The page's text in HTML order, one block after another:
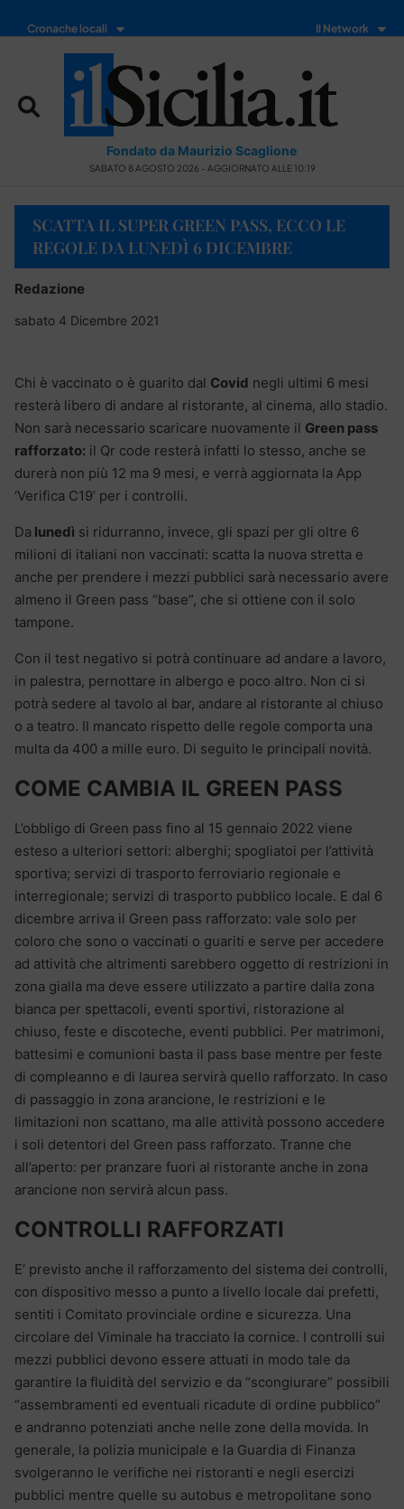
Cronache locali Il Network
Fondato da Maurizio Scaglione
SABATO 8 AGOSTO 2026 - AGGIORNATO ALLE 10:19
SCATTA IL SUPER GREEN PASS, ECCO LE
REGOLE DA LUNEDÌ 6 DICEMBRE
Redazione
sabato 4 Dicembre 2021
Chi è vaccinato o è guarito dal Covid negli ultimi 6 mesi
resterà libero di andare al ristorante, al cinema, allo stadio.
Non sarà necessario scaricare nuovamente il Green pass
rafforzato: il Qr code resterà infatti lo stesso, anche se
durerà non più 12 ma 9 mesi, e verrà aggiornata la App
‘Verifica C19’ per i controlli.
Da lunedì si ridurranno, invece, gli spazi per gli oltre 6
milioni di italiani non vaccinati: scatta la nuova stretta e
anche per prendere i mezzi pubblici sarà necessario avere
almeno il Green pass “base”, che si ottiene con il solo
tampone.
Con il test negativo si potrà continuare ad andare a lavoro,
in palestra, pernottare in albergo e poco altro. Non ci si
potrà sedere al tavolo al bar, andare al ristorante al chiuso
o a teatro. Il mancato rispetto delle regole comporta una
multa da 400 a mille euro. Di seguito le principali novità.
COME CAMBIA IL GREEN PASS
L’obbligo di Green pass fino al 15 gennaio 2022 viene
esteso a ulteriori settori: alberghi; spogliatoi per l’attività
sportiva; servizi di trasporto ferroviario regionale e
interregionale; servizi di trasporto pubblico locale. E dal 6
dicembre arriva il Green pass rafforzato: vale solo per
coloro che sono o vaccinati o guariti e serve per accedere
ad attività che altrimenti sarebbero oggetto di restrizioni in
zona gialla ma deve essere utilizzato a partire dalla zona
bianca per spettacoli, eventi sportivi, ristorazione al
chiuso, feste e discoteche, eventi pubblici. Per matrimoni,
battesimi e comunioni basta il pass base mentre per feste
di compleanno e di laurea servirà quello rafforzato. In caso
di passaggio in zona arancione, le restrizioni e le
limitazioni non scattano, ma alle attività possono accedere
i soli detentori del Green pass rafforzato. Tranne che
all’aperto: per pranzare fuori al ristorante anche in zona
arancione non servirà alcun pass.
CONTROLLI RAFFORZATI
E’ previsto anche il rafforzamento del sistema dei controlli,
con dispositivo messo a punto a livello locale dai prefetti,
sentiti i Comitato provinciale ordine e sicurezza. Una
circolare del Viminale ha tracciato la cornice. I controlli sui
mezzi pubblici devono essere attuati in modo tale da
garantire la fluidità del servizio e da “scongiurare” possibili
“assembramenti ed eventuali ricadute di ordine pubblico”
e andranno potenziati anche nelle zone della movida. In
generale, la polizia municipale e la Guardia di Finanza
svolgeranno le verifiche nei ristoranti e negli esercizi
pubblici mentre quelle su autobus e metropolitane sono